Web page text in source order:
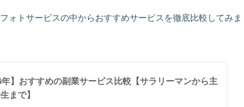
ォトサービスの中からおすすめサービスを徹底比較してみま
年】おすすめの副業サービス比較【サラリーマンから主
まで】